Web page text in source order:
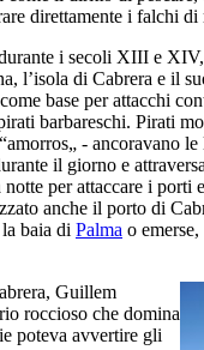
direttamente i falchi
i secoli XIII e XIV
l’isola di Cabrera e il
base per attacchi
barbareschi. Pirati
amorros„ - ancoravano
il giorno e
notte per attaccare i
anche il porto di
baia di Palma o
, Guillem
roccioso che domina
poteva avvertire gli